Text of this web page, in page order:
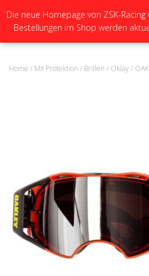
Home / MX Protektion / Brillen / Oklay/
Die neue Homepage von ZSK-
Bestellungen im Shop werden